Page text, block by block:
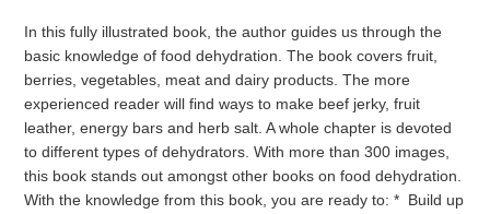
In this fully illustrated book, the author guides us through the
basic knowledge of food dehydration. The book covers fruit,
berries, vegetables, meat and dairy products. The more
experienced reader will find ways to make beef jerky, fruit
leather, energy bars and herb salt. A whole chapter is devoted
to different types of dehydrators. With more than 300 images,
this book stands out amongst other books on food dehydration.
With the knowledge from this book, you are ready to: * Build up